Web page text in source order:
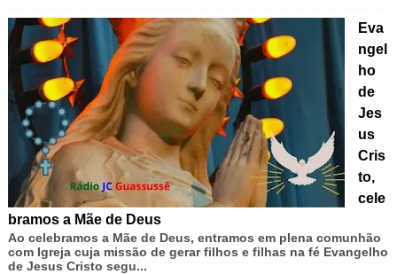
Eva
ngel
ho
de
Jes
us
Cris
to,
cele
bramos a Mãe de Deus
Ao celebramos a Mãe de Deus, entramos em plena comunhão
com Igreja cuja missão de gerar filhos e filhas na fé Evangelho
de Jesus Cristo segu...